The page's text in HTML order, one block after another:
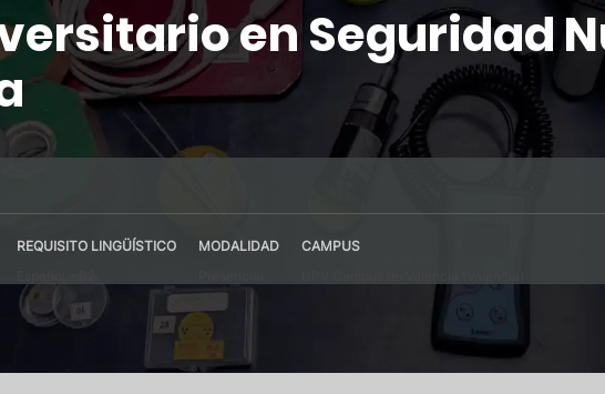
en Seguridad
REQUISITO LINGÜÍSTICO
MODALIDAD
CAMPUS